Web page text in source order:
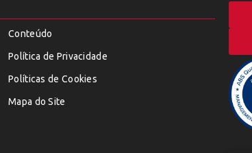
Conteúdo
Política de Privacidade
Políticas de Cookies
Mapa do Site